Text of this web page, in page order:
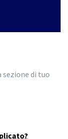
sezione di tuo